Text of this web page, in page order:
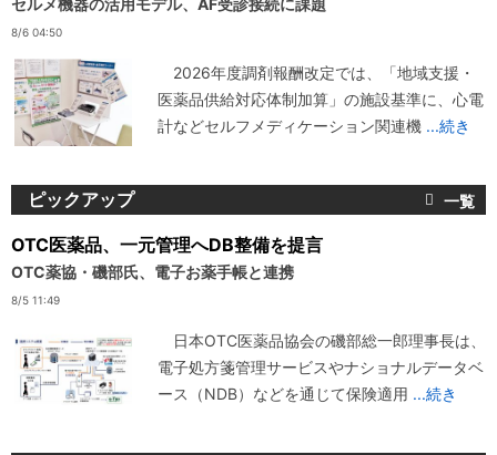
セルメ機器の活用モデル、AF受診接続に課題
8/6 04:50
2026年度調剤報酬改定では、「地域支援・
医薬品供給対応体制加算」の施設基準に、心電
計などセルフメディケーション関連機 ...続き
ピックアップ
OTC医薬品、一元管理へDB整備を提言
OTC薬協・磯部氏、電子お薬手帳と連携
8/5 11:49
日本OTC医薬品協会の磯部総一郎理事長は、
電子処方箋管理サービスやナショナルデータベ
ース（NDB）などを通じて保険適用 ...続き